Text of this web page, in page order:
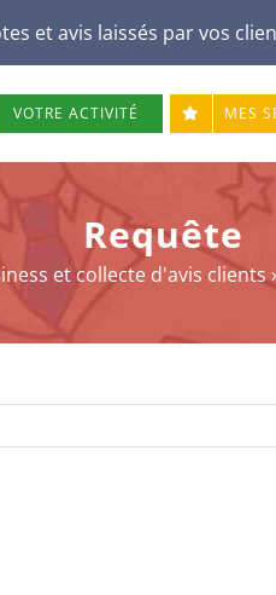
et avis laissés par vos
VOTRE ACTIVITÉ MES
Requête
et collecte d'avis clients